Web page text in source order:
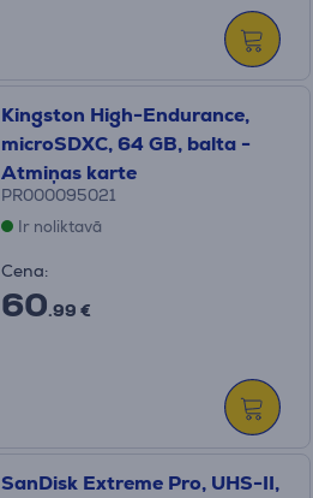
Kingston High-Endurance,
microSDXC, 64 GB, balta -
Atmiņas karte
PR000095021
Ir noliktavā
Cena:
60.99 €
SanDisk Extreme Pro, UHS-II,